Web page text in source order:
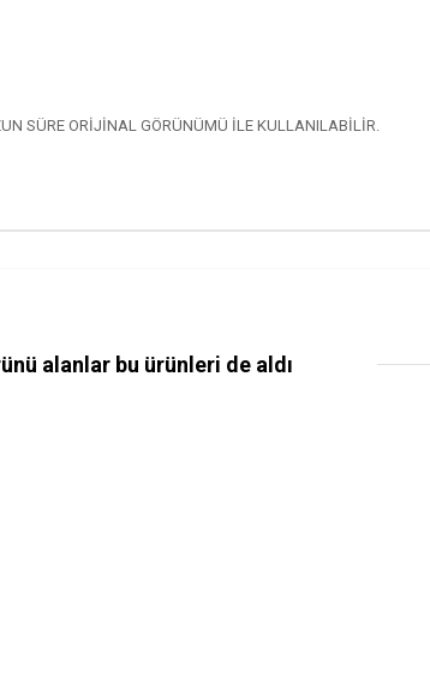
SÜRE ORİJİNAL GÖRÜNÜMÜ İLE KULLANILABİLİR.
alanlar bu ürünleri de aldı